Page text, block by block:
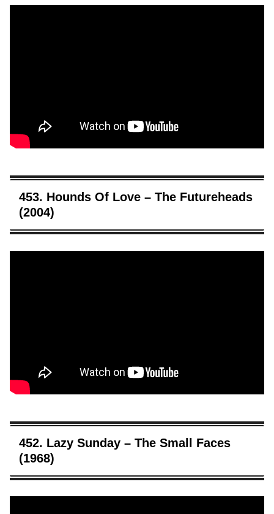
453. Hounds Of Love – The Futureheads
(2004)
452. Lazy Sunday – The Small Faces
(1968)